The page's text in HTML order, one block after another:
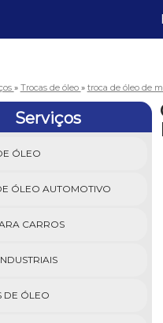
» Trocas de óleo » troca de óleo de
Serviços
ÓLEO
ÓLEO AUTOMOTIVO
CARROS
DE ÓLEO